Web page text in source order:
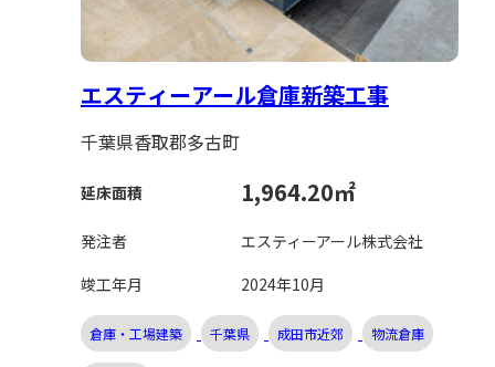
エスティーアール倉庫新築工事
千葉県香取郡多古町
延床面積 1,964.20㎡
発注者
エスティーアール株式会社
竣工年月
2024年10月
倉庫・工場建築 千葉県 成田市近郊 物流倉庫